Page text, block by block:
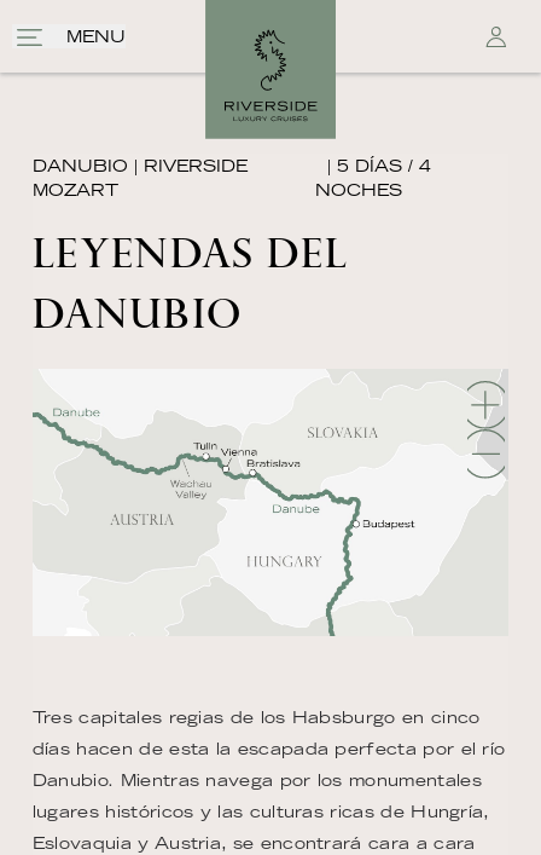
MENU
DANUBIO | RIVERSIDE
MOZART
| 5 DÍAS / 4
NOCHES
LEYENDAS DEL
DANUBIO
Tres capitales regias de los Habsburgo en cinco
días hacen de esta la escapada perfecta por el río
Danubio. Mientras navega por los monumentales
lugares históricos y las culturas ricas de Hungría,
Eslovaquia y Austria, se encontrará cara a cara